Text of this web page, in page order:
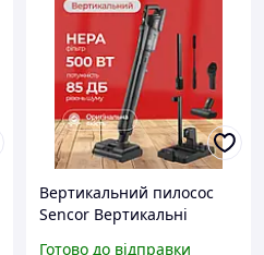
Вертикальний пилосос
Sencor Вертикальні
Готово до відправки